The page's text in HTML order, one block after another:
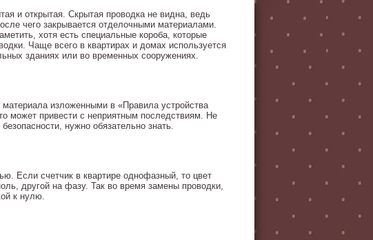
и открытая. Скрытая проводка не видна, ведь
чего закрывается отделочными материалами.
хотя есть специальные короба, которые
Чаще всего в квартирах и домах используется
зданиях или во временных сооружениях.
изложенными в «Правила устройства
может привести с неприятным последствиям. Не
нужно обязательно знать.
Если счетчик в квартире однофазный, то цвет
другой на фазу. Так во время замены проводки,
к нулю.